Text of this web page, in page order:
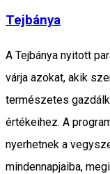
Tejbánya
A Tejbánya nyitott
várja azokat, akik
természetes
értékeihez. A
nyerhetnek a
mindennapjaiba,